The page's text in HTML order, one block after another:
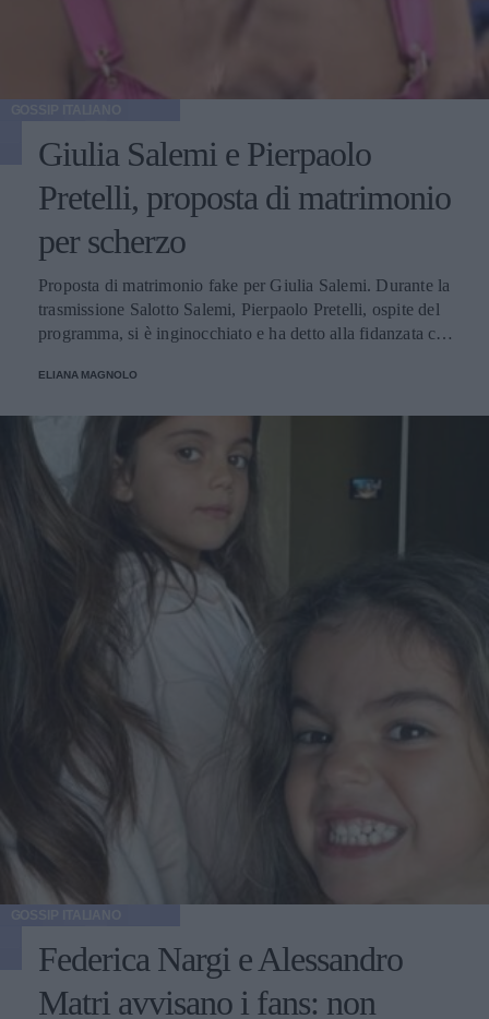
Giulia Salemi e Pierpaolo
Pretelli, proposta di matrimonio
per scherzo
Proposta di matrimonio fake per Giulia Salemi. Durante la
trasmissione Salotto Salemi, Pierpaolo Pretelli, ospite del
programma, si è inginocchiato e ha detto alla fidanzata che
cena con lui!
ELIANA MAGNOLO
Federica Nargi e Alessandro
Matri avvisano i fans: non